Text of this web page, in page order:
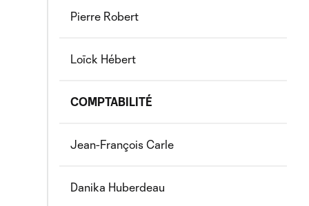
Pierre Robert
Loïck Hébert
COMPTABILITÉ
Jean-François Carle
Danika Huberdeau